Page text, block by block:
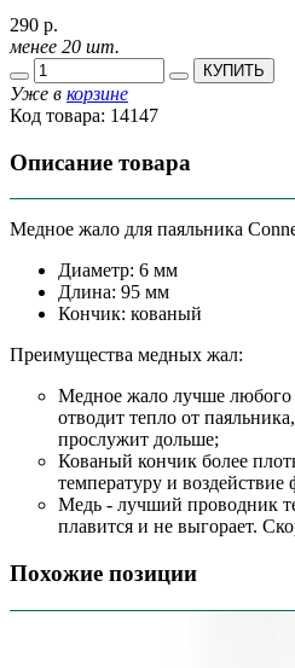
290 р.
менее 20 шт.
КУПИТЬ
Уже в корзине
Код товара: 14147
Описание товара
Медное жало для паяльника
Диаметр: 6 мм
Длина: 95 мм
Кончик: кованый
Преимущества медных жал:
Медное жало лучше любого
отводит тепло от
прослужит дольше;
Кованый кончик более
температуру и воздействие
Медь - лучший проводник
плавится и не выгорает.
Похожие позиции